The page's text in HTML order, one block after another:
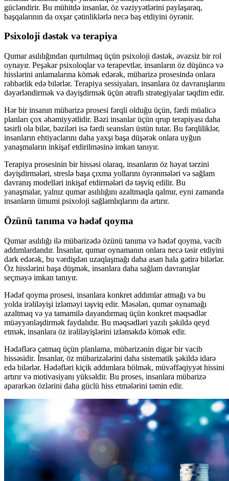
gücləndirir. Bu mühitdə insanlar, öz vəziyyətlərini paylaşaraq,
başqalarının da oxşar çətinliklərlə necə baş etdiyini öyrənir.
Psixoloji dəstək və terapiya
Qumar asılılığından qurtulmaq üçün psixoloji dəstək, əvəzsiz bir rol
oynayır. Peşəkar psixoloqlar və terapevtlər, insanların öz düşüncə və
hisslərini anlamalarına kömək edərək, mübarizə prosesində onlara
rəhbərlik edə bilərlər. Terapiya sessiyaları, insanlara öz davranışlarını
dəyərləndirmək və dəyişdirmək üçün ətraflı strategiyalar təqdim edir.
Hər bir insanın mübarizə prosesi fərqli olduğu üçün, fərdi müalicə
planları çox əhəmiyyətlidir. Bəzi insanlar üçün qrup terapiyası daha
təsirli ola bilər, bəziləri isə fərdi seansları üstün tutar. Bu fərqliliklər,
insanların ehtiyaclarını daha yaxşı başa düşərək onlara uyğun
yanaşmaların inkişaf etdirilməsinə imkan tanıyır.
Terapiya prosesinin bir hissəsi olaraq, insanların öz həyat tərzini
dəyişdirmələri, streslə başa çıxma yollarını öyrənmələri və sağlam
davranış modelləri inkişaf etdirmələri də təşviq edilir. Bu
yanaşmalar, yalnız qumar asılılığını azaltmaqla qalmır, eyni zamanda
insanların ümumi psixoloji sağlamlıqlarını da artırır.
Özünü tanıma və hədəf qoyma
Qumar asılılığı ilə mübarizədə özünü tanıma və hədəf qoyma, vacib
addımlardandır. İnsanlar, qumar oynamanın onlara necə təsir etdiyini
dərk edərək, bu vərdişdən uzaqlaşmağı daha asan hala gətirə bilərlər.
Öz hisslərini başa düşmək, insanlara daha sağlam davranışlar
seçməyə imkan tanıyır.
Hədəf qoyma prosesi, insanlara konkret addımlar atmağı və bu
yolda irəliləyişi izləməyi təşviq edir. Məsələn, qumar oynamağı
azaltmaq və ya tamamilə dayandırmaq üçün konkret məqsədlər
müəyyənləşdirmək faydalıdır. Bu məqsədləri yazılı şəkildə qeyd
etmək, insanlara öz irəliləyişlərini izləməkdə kömək edir.
Hədəflərə çatmaq üçün planlama, mübarizənin digər bir vacib
hissəsidir. İnsanlar, öz mübarizələrini daha sistematik şəkildə idarə
edə bilərlər. Hədəfləri kiçik addımlara bölmək, müvəffəqiyyət hissini
artırır və motivasiyanı yüksəldir. Bu proses, insanlara mübarizə
apararkən özlərini daha güclü hiss etmələrini təmin edir.